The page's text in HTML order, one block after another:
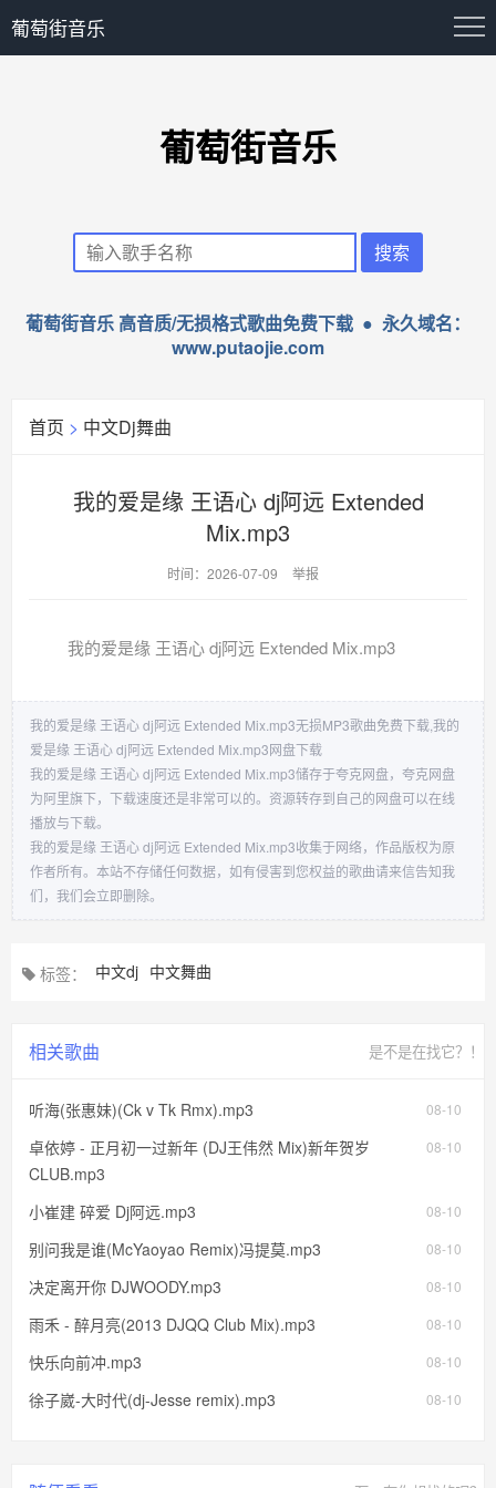
葡萄街音乐
葡萄街音乐
葡萄街音乐 高音质/无损格式歌曲免费下载 ● 永久域名：
www.putaojie.com
首页 > 中文Dj舞曲
我的爱是缘 王语心 dj阿远 Extended
Mix.mp3
时间：2026-07-09 举报
我的爱是缘 王语心 dj阿远 Extended Mix.mp3
我的爱是缘 王语心 dj阿远 Extended Mix.mp3无损MP3歌曲免费下载,我的
爱是缘 王语心 dj阿远 Extended Mix.mp3网盘下载
我的爱是缘 王语心 dj阿远 Extended Mix.mp3储存于夸克网盘，夸克网盘
为阿里旗下，下载速度还是非常可以的。资源转存到自己的网盘可以在线
播放与下载。
我的爱是缘 王语心 dj阿远 Extended Mix.mp3收集于网络，作品版权为原
作者所有。本站不存储任何数据，如有侵害到您权益的歌曲请来信告知我
们，我们会立即删除。
标签： 中文dj 中文舞曲
相关歌曲 是不是在找它？！
08-10
听海(张惠妹)(Ck v Tk Rmx).mp3
08-10
卓依婷 - 正月初一过新年 (DJ王伟然 Mix)新年贺岁
CLUB.mp3
08-10
小崔建 碎爱 Dj阿远.mp3
08-10
别问我是谁(McYaoyao Remix)冯提莫.mp3
08-10
决定离开你 DJWOODY.mp3
08-10
雨禾 - 醉月亮(2013 DJQQ Club Mix).mp3
08-10
快乐向前冲.mp3
08-10
徐子崴-大时代(dj-Jesse remix).mp3